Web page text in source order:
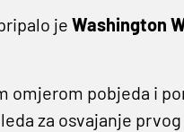
je Washington
pobjeda i
za osvajanje